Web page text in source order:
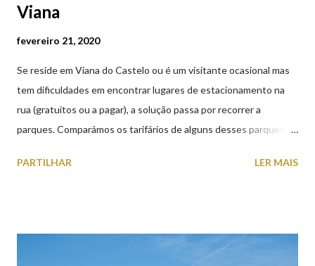
Viana
fevereiro 21, 2020
Se reside em Viana do Castelo ou é um visitante ocasional mas
tem dificuldades em encontrar lugares de estacionamento na
rua (gratuitos ou a pagar), a solução passa por recorrer a
parques. Comparámos os tarifários de alguns desses parques de
subterrâneos) perto do centro da cidade (entenda-se por
subterrâneos. O Parque da Estação Viana Shopping é grátis de
PARTILHAR LER MAIS